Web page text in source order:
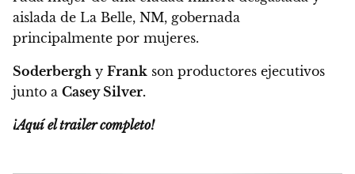
aislada de La Belle, NM, gobernada
principalmente por mujeres.
Soderberghy Frank son productores ejecutivos
junto a Casey Silver.
¡Aquí el trailer completo!